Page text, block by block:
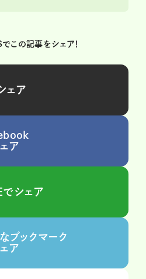
この記事をシェア！
ェア
ア
でシェア
ブックマーク
ア